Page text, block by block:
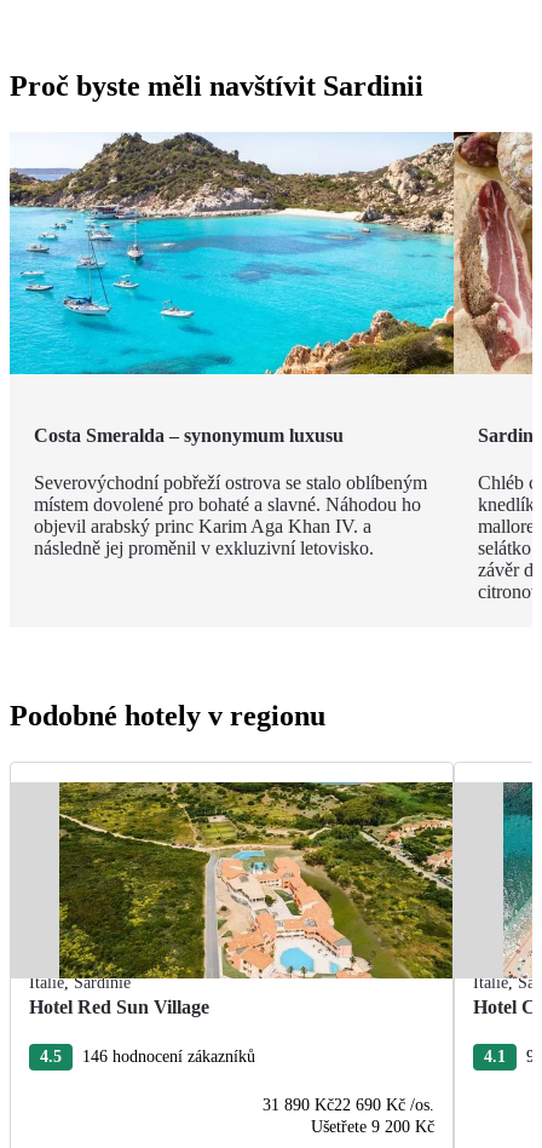
Proč byste měli navštívit Sardinii
Costa Smeralda – synonymum luxusu
Severovýchodní pobřeží ostrova se stalo oblíbeným
místem dovolené pro bohaté a slavné. Náhodou ho
objevil arabský princ Karim Aga Khan IV. a
následně jej proměnil v exkluzivní letovisko.
Chléb
selátko
závěr
Podobné hotely v regionu
Itálie,Sardinie
Hotel Red Sun Village
4.5 146 hodnocení zákazníků
31 890 Kč22 690 Kč /os.
Ušetřete 9 200 Kč
Itálie,
Hotel
4.1